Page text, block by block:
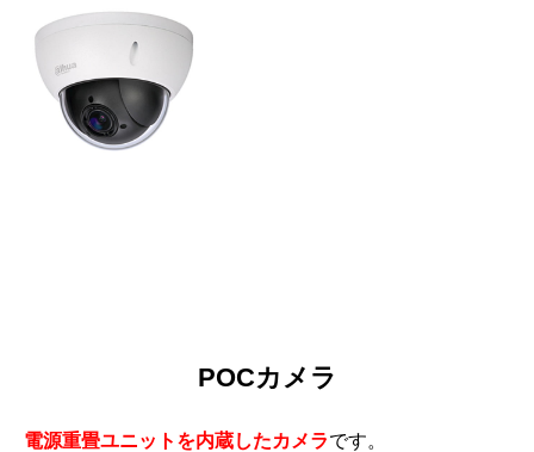
POCカメラ
電源重畳ユニットを内蔵したカメラです。